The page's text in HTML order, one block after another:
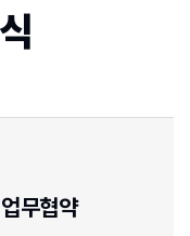
무협약